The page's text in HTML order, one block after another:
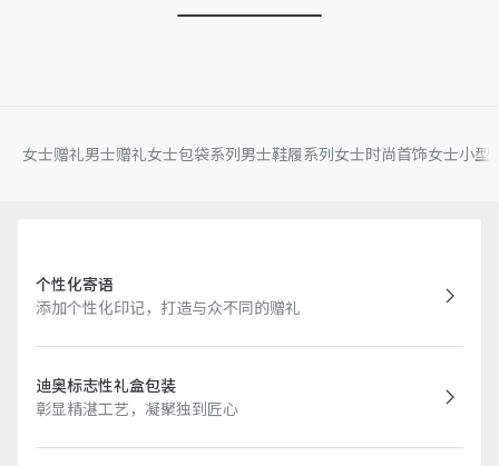
女士赠礼男士赠礼女士包袋系列男士鞋履系列女士时尚首饰女士小型
个性化寄语
添加个性化印记，打造与众不同的赠礼
迪奥标志性礼盒包装
彰显精湛工艺，凝聚独到匠心